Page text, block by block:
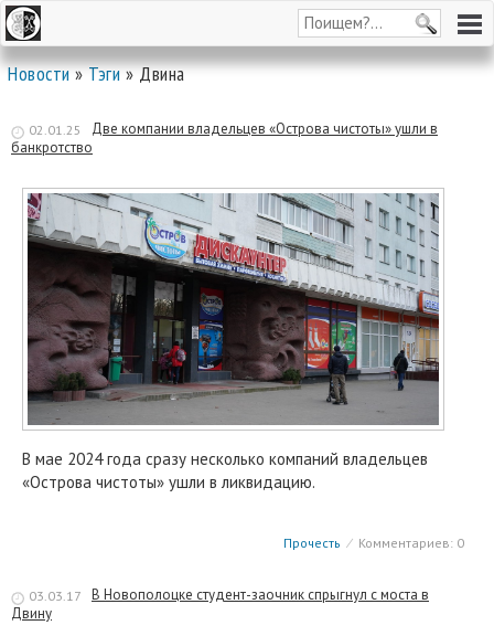
Новости»Тэги» Двина
02.01.25
Две компании владельцев «Острова чистоты» ушли в
банкротство
В мае 2024 года сразу несколько компаний владельцев
«Острова чистоты» ушли в ликвидацию.
Прочесть ⁄ Комментариев: 0
03.03.17
В Новополоцке студент-заочник спрыгнул с моста в
Двину